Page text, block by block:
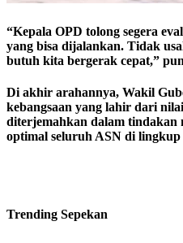
“Kepala OPD tolong segera
yang bisa dijalankan. Tidak
butuh kita bergerak cepat,”
Di akhir arahannya, Wakil
kebangsaan yang lahir dari
diterjemahkan dalam tindakan
optimal seluruh ASN di
Trending Sepekan